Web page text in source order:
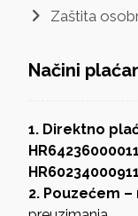
Zaštita
Načini
1. Direktno
2. Pouzećem